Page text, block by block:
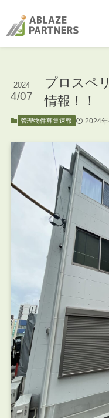
プロスペ
情報！！
2024
4/07
管理物件募集速報 2024